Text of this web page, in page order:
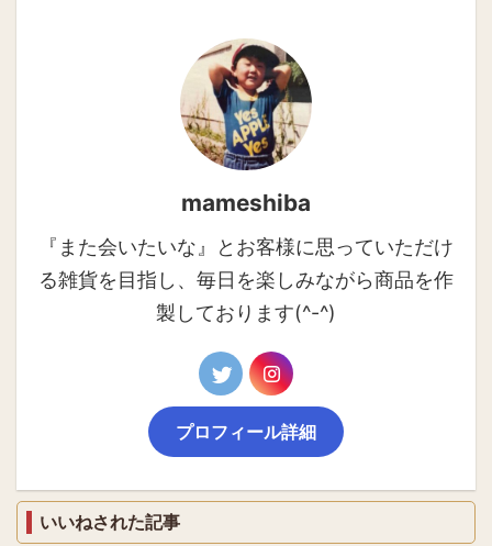
mameshiba
『また会いたいな』とお客様に思っていただけ
る雑貨を目指し、毎日を楽しみながら商品を作
製しております(^-^)
プロフィール詳細
いいねされた記事